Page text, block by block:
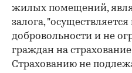
жилых помещений,
залога,
добровольности и не
граждан на
Страхованию не